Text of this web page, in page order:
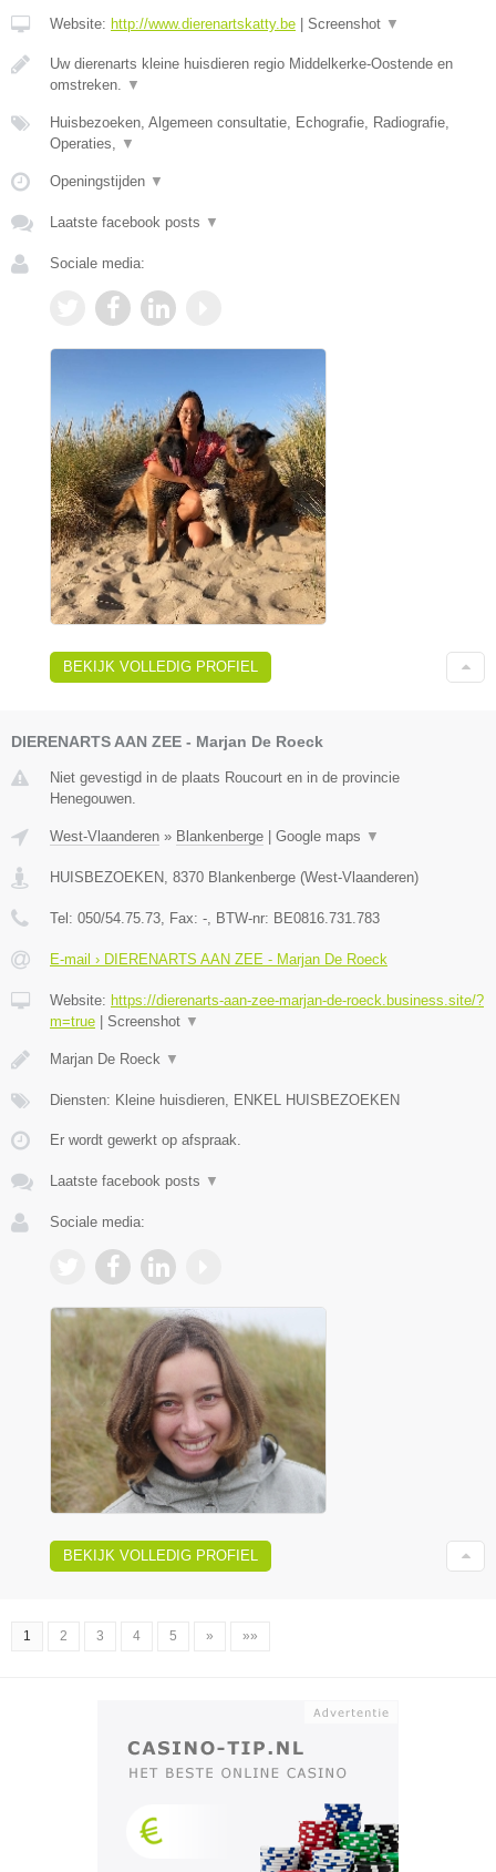
Website: http://www.dierenartskatty.be | Screenshot ▼
Uw dierenarts kleine huisdieren regio Middelkerke-Oostende en
omstreken.
▼
Huisbezoeken, Algemeen consultatie, Echografie, Radiografie,
Operaties,
▼
Openingstijden ▼
Laatste facebook posts ▼
Sociale media:
BEKIJK VOLLEDIG PROFIEL
DIERENARTS AAN ZEE - Marjan De Roeck
Niet gevestigd in de plaats Roucourt en in de provincie
Henegouwen.
West-Vlaanderen » Blankenberge | Google maps ▼
HUISBEZOEKEN 8370 Blankenberge (West-Vlaanderen)
Tel: 050/54.75.73 , Fax: - , BTW-nr: BE0816.731.783
E-mail › DIERENARTS AAN ZEE - Marjan De Roeck
Website: https://dierenarts-aan-zee-marjan-de-roeck.business.site/?
m=true | Screenshot ▼
Marjan De Roeck ▼
Diensten: Kleine huisdieren, ENKEL HUISBEZOEKEN
Er wordt gewerkt op afspraak.
Laatste facebook posts ▼
Sociale media:
BEKIJK VOLLEDIG PROFIEL
1 2 3 4 5 » »»